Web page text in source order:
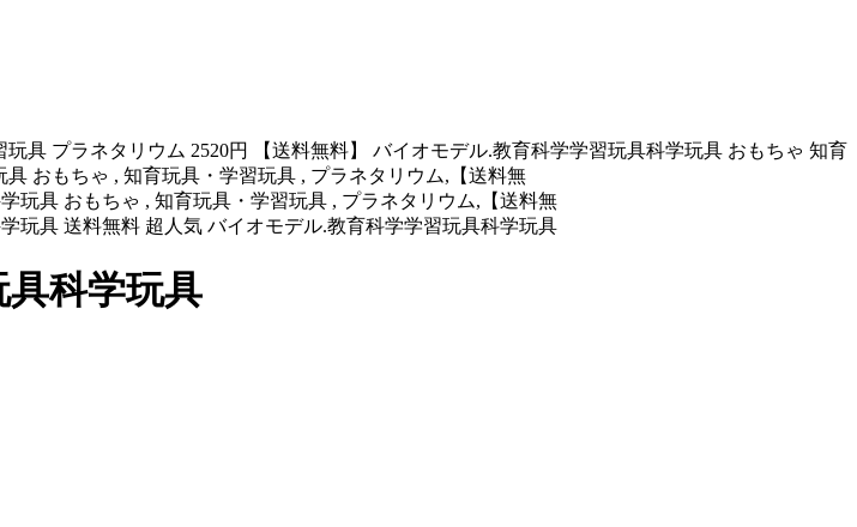
具 プラネタリウム 2520円 【送料無料】 バイオモデル.教育科学学習玩具科学玩具 おもちゃ 知育
おもちゃ , 知育玩具・学習玩具 , プラネタリウム,【送料無
学玩具 おもちゃ , 知育玩具・学習玩具 , プラネタリウム,【送料無
学玩具 送料無料 超人気 バイオモデル.教育科学学習玩具科学玩具
具科学玩具